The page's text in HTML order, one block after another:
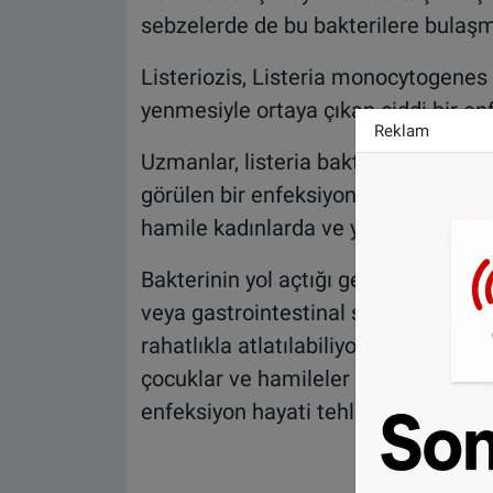
sebzelerde de bu bakterilere
Listeriozis, Listeria
yenmesiyle ortaya çıkan ciddi bir
Uzmanlar, listeria bakterisinden
görülen bir enfeksiyon olmasına
hamile kadınlarda ve yaşlılarda
Bakterinin yol açtığı genellikle ateş
veya gastrointestinal semptomlar
rahatlıkla atlatılabiliyor ve büyük bir
çocuklar ve hamileler gibi
enfeksiyon hayati tehlike arz
Reklam